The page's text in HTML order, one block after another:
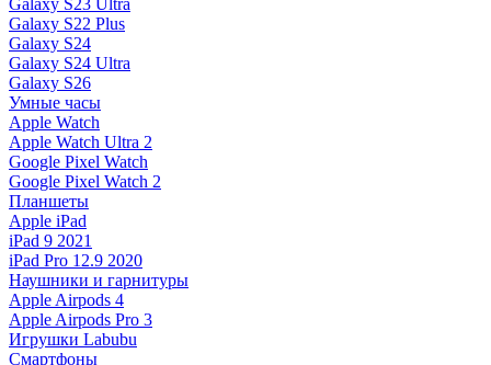
Galaxy S23 Ultra
Galaxy S22 Plus
Galaxy S24
Galaxy S24 Ultra
Galaxy S26
Умные часы
Apple Watch
Apple Watch Ultra 2
Google Pixel Watch
Google Pixel Watch 2
Планшеты
Apple iPad
iPad 9 2021
iPad Pro 12.9 2020
Наушники и гарнитуры
Apple Airpods 4
Apple Airpods Pro 3
Игрушки Labubu
Смартфоны